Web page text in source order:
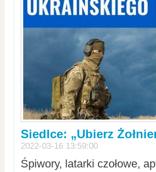
Siedlce: „Ubierz
2022-03-16 13:59:00
Śpiwory, latarki czołowe,